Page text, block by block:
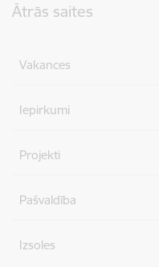
Ātrās saites
Vakances
Iepirkumi
Projekti
Pašvaldība
Izsoles